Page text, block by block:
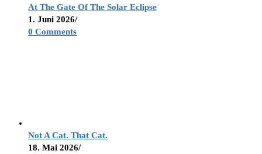
At The Gate Of The Solar Eclipse
1. Juni 2026/
0 Comments
Not A Cat. That Cat.
18. Mai 2026/